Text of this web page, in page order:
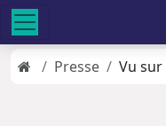
Presse Vu